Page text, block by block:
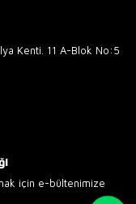
Kenti. 11 A-Blok No:5
için e-bültenimize